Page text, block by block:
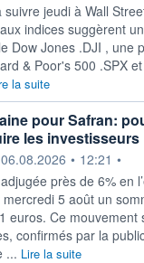
suivre jeudi à Wall
indices suggèrent
Dow Jones .DJI , une
& Poor's 500 .SPX
la suite
pour Safran:
les investisseurs
06.08.2026 • 12:21 •
près de 6% en
5 août un
euros. Ce mouvement
confirmés par la
... Lire la suite